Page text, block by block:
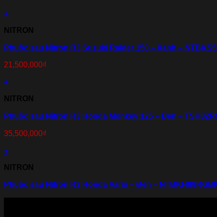
+
NITRON
Phuộc sau Nitron R3 Suzuki Raider 150 – Xanh –
21,500,000₫
+
NITRON
Phuộc sau Nitron R3 Honda Monkey 125 – Đen –
35,500,000₫
+
NITRON
Phuộc sau Nitron R3 Honda Vario – Đen –